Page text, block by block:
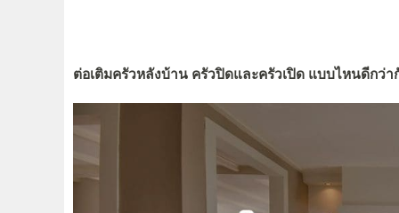
ต่อเติมครัวหลังบ้าน ครัวปิดและครัวเปิด แบบไหนดีกว่า